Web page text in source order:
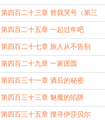
第四百二十三章 替我哭号（第三
更）
第四百二十五章 一起过年吧
第四百二十七章 旅人从不告别
第四百二十九章 一家团圆
第四百三十一章 酒后的秘密
第四百三十三章 魅魔的陷阱
第四百三十五章 搜寻伊莎贝尔